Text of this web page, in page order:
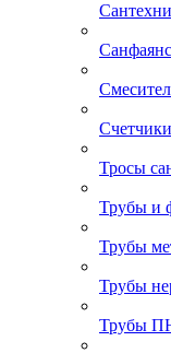
Тросы
Трубы и
Трубы
Трубы
Трубы